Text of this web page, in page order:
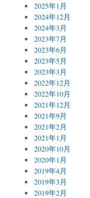
2025年1月
2024年12月
2024年3月
2023年7月
2023年6月
2023年5月
2023年3月
2022年12月
2022年10月
2021年12月
2021年9月
2021年2月
2021年1月
2020年10月
2020年1月
2019年4月
2019年3月
2019年2月